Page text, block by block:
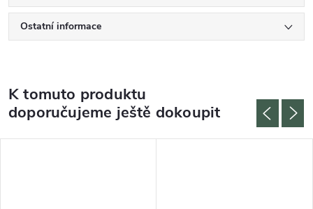
Ostatní informace
K tomuto produktu
doporučujeme ještě dokoupit